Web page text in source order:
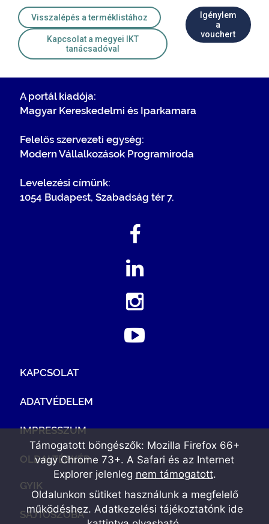
Visszalépés a terméklistához
Kapcsolat a megyei IKT
tanácsadóval
Igénylem
a
vouchert
A portál kiadója:
Magyar Kereskedelmi és Iparkamara
Felelős szervezeti egység:
Modern Vállalkozások Programiroda
Levelezési címünk:
1054 Budapest, Szabadság tér 7.
KAPCSOLAT
ADATVÉDELEM
IMPRESSZUM
OLDALTÉRKÉP
GYIK
SAJTÓSZOBA
Támogatott böngészők: Mozilla Firefox 66+
vagy Chrome 73+. A Safari és az Internet
Explorer jelenleg nem támogatott.
Oldalunkon sütiket használunk a megfelelő
működéshez. Adatkezelési tájékoztatónk ide